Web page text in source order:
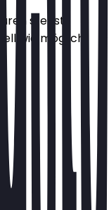
stehst,
wie möglich.